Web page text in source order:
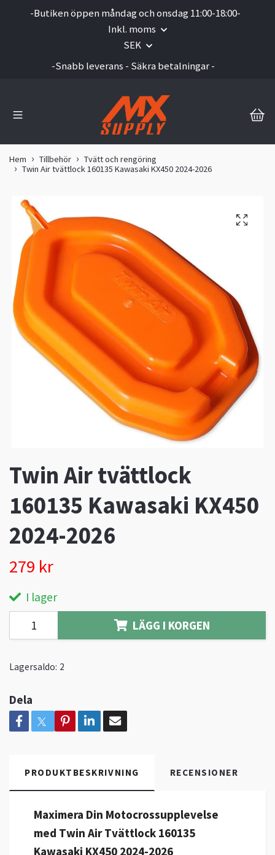
-Butiken öppen måndag och onsdag 11:00-18:00-
Inkl. moms
SEK
-Snabb leverans - Säkra betalningar -
Hem Tillbehör
Tvätt och rengöring
Twin Air tvättlock 160135 Kawasaki KX450 2024-2026
Twin Air tvättlock
160135 Kawasaki KX450
2024-2026
279 kr
I lager
LÄGG I KORGEN
Lagersaldo: 2
Dela
PRODUKTBESKRIVNING RECENSIONER
Maximera Din Motocrossupplevelse
med Twin Air Tvättlock 160135
Kawasaki KX450 2024-2026